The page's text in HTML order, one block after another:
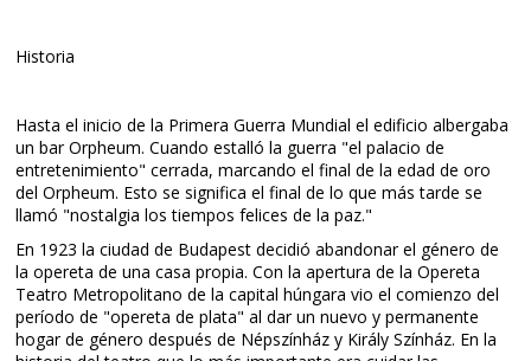
Historia
Hasta el inicio de la Primera Guerra Mundial el edificio albergaba
un bar Orpheum. Cuando estalló la guerra "el palacio de
entretenimiento" cerrada, marcando el final de la edad de oro
del Orpheum. Esto se significa el final de lo que más tarde se
llamó "nostalgia los tiempos felices de la paz."
En 1923 la ciudad de Budapest decidió abandonar el género de
la opereta de una casa propia. Con la apertura de la Opereta
Teatro Metropolitano de la capital húngara vio el comienzo del
período de "opereta de plata" al dar un nuevo y permanente
hogar de género después de Népszínház y Király Színház. En la